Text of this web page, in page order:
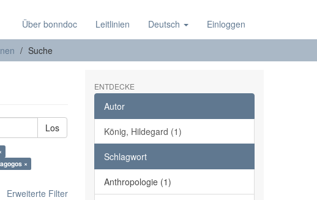
Über bonndoc Leitlinien Deutsch Einloggen
Suche
Los
×
Erweiterte Filter
ENTDECKE
Autor
König, Hildegard (1)
Schlagwort
Anthropologie (1)